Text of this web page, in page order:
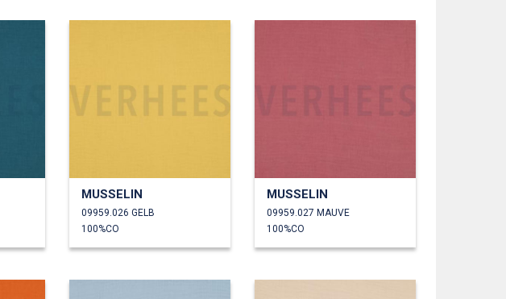
MUSSELIN
09959.026 GELB
100%CO
MUSSELIN
09959.027 MAUVE
100%CO